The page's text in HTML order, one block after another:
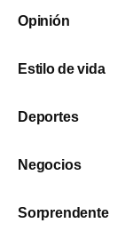
Opinión
Estilo de vida
Deportes
Negocios
Sorprendente